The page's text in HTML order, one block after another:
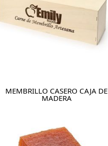
MEMBRILLO CASERO CAJA DE
MADERA